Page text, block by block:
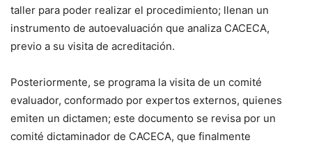
taller para poder realizar el procedimiento; llenan un
instrumento de autoevaluación que analiza CACECA,
previo a su visita de acreditación.
Posteriormente, se programa la visita de un comité
evaluador, conformado por expertos externos, quienes
emiten un dictamen; este documento se revisa por un
comité dictaminador de CACECA, que finalmente